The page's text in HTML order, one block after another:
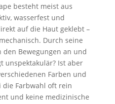
besteht meist aus
wasserfest und
auf die Haut geklebt –
Durch seine
den Bewegungen an und
unspektakulär? Ist aber
Farben und
Farbwahl oft rein
und keine medizinische